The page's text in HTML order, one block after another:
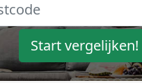
Start vergelijken!